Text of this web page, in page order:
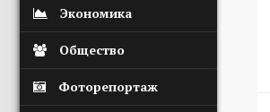
Экономика
Общество
Фоторепортаж